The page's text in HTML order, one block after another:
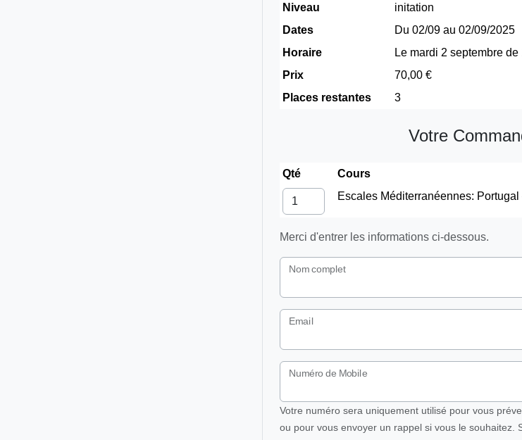
Niveau
initation
Dates
Du 02/09 au 02/09/2025
Horaire
Le mardi 2 septembre
Prix
70,00 €
Places restantes
3
Votre
Qté Cours
Escales Méditerranéennes: Portugal
Merci d'entrer les informations ci-dessous.
Nom complet
Email
Numéro de Mobile
Votre numéro sera uniquement utilisé pour vous
ou pour vous envoyer un rappel si vous le souhaitez.